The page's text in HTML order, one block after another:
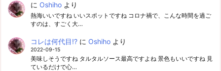
に Oshihoより
熱海いいですね いいスポットですね コロナ禍で、こんな時間を過ご
すのは、すごく大…
コレは何代目!?に Oshihoより
2022-09-15
美味しそうですね タルタルソース最高ですよね 景色もいいですね 見
ているだけで心…